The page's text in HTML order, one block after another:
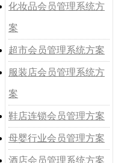
化妆品会员管理系统方
案
超市会员管理系统方案
服装店会员管理系统方
案
鞋店连锁会员管理方案
母婴行业会员管理方案
酒店会员管理系统方案